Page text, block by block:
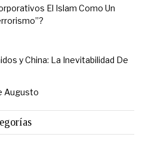
El Islam Como Un
y China: La Inevitabilidad De
Augusto